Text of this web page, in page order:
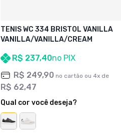
TENIS WC 334 BRISTOL VANILLA
VANILLA/VANILLA/CREAM
R$ 237,40no PIX
R$ 249,90 no cartão ou 4x de
R$ 62,47
Qual cor você deseja?